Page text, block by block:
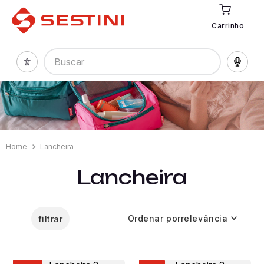
Carrinho
Buscar
Lancheira
Lancheira
filtrar Ordenar porrelevância